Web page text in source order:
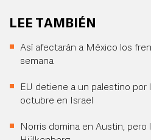
LEE TAMBIÉN
Así afectarán a México los
semana
EU detiene a un palestino por
octubre en Israel
Norris domina en Austin, pero